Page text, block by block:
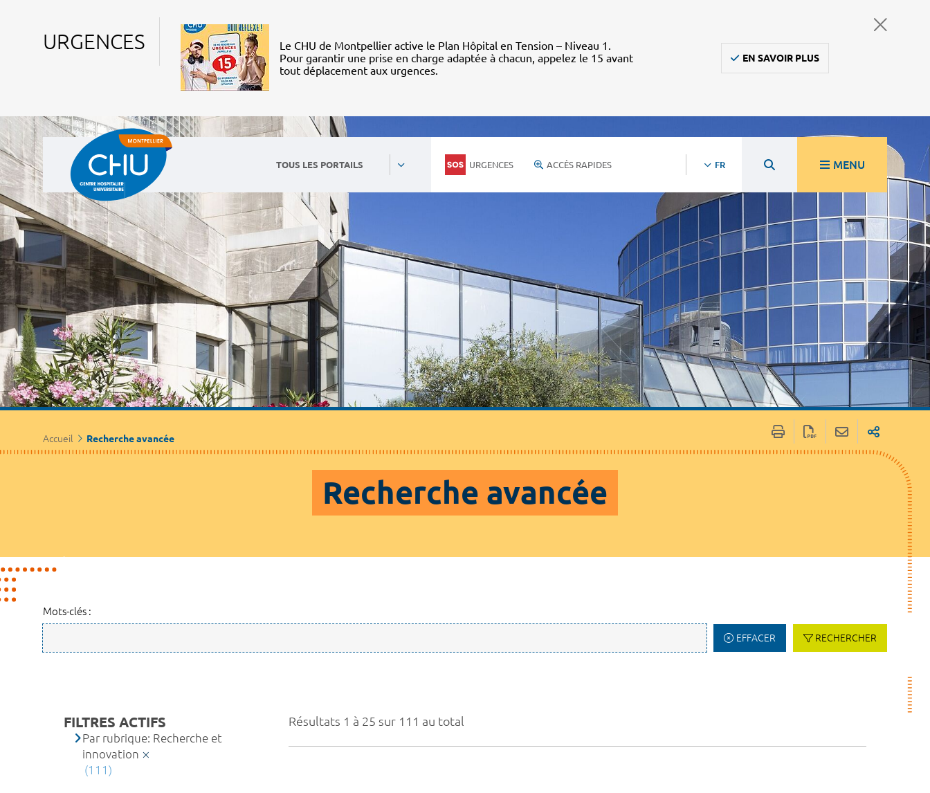
URGENCES
Le CHU de Montpellier active le Plan Hôpital en Tension – Niveau 1.
Pour garantir une prise en charge adaptée à chacun, appelez le 15 avant
tout déplacement aux urgences.
EN SAVOIR PLUS
TOUS LES PORTAILS URGENCES ACCÈS RAPIDES FR MENU
Accueil Recherche avancée
Recherche avancée
Mots-clés :
EFFACER RECHERCHER
Résultats 1 à 25 sur 111 au total
FILTRES ACTIFS
Par rubrique: Recherche et
innovation
(111)